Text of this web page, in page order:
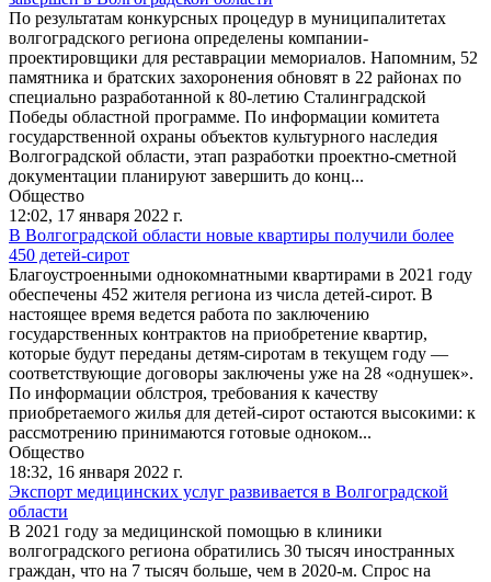
По результатам конкурсных процедур в муниципалитетах
волгоградского региона определены компании-
проектировщики для реставрации мемориалов. Напомним, 52
памятника и братских захоронения обновят в 22 районах по
специально разработанной к 80-летию Сталинградской
Победы областной программе. По информации комитета
государственной охраны объектов культурного наследия
Волгоградской области, этап разработки проектно-сметной
документации планируют завершить до конц...
Общество
12:02, 17 января 2022 г.
В Волгоградской области новые квартиры получили более
450 детей-сирот
Благоустроенными однокомнатными квартирами в 2021 году
обеспечены 452 жителя региона из числа детей-сирот. В
настоящее время ведется работа по заключению
государственных контрактов на приобретение квартир,
которые будут переданы детям-сиротам в текущем году —
соответствующие договоры заключены уже на 28 «однушек».
По информации облстроя, требования к качеству
приобретаемого жилья для детей-сирот остаются высокими: к
рассмотрению принимаются готовые одноком...
Общество
18:32, 16 января 2022 г.
Экспорт медицинских услуг развивается в Волгоградской
области
В 2021 году за медицинской помощью в клиники
волгоградского региона обратились 30 тысяч иностранных
граждан, что на 7 тысяч больше, чем в 2020-м. Спрос на